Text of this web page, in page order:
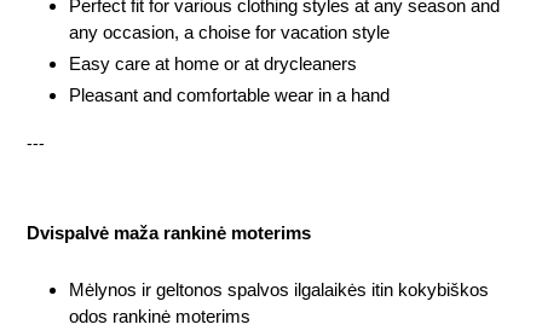
Perfect fit for various clothing styles at any season and
any occasion, a choise for vacation style
Easy care at home or at drycleaners
Pleasant and comfortable wear in a hand
---
Dvispalvė maža rankinė moterims
Mėlynos ir geltonos spalvos ilgalaikės itin kokybiškos
odos rankinė moterims